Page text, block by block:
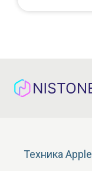
Техника Apple